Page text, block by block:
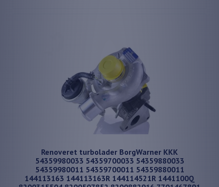
Renoveret turbolader BorgWarner KKK
54359980033 54359700033 54359880033
54359980011 54359700011 54359880011
144113163 144113163R 144114521R 1441100Q